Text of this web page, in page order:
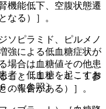
機能低下、空腹状態遷
なる）］。
ソピラミド、ピルメノ
強による低血糖症状が
場合は血糖値その他患
こと〔１１．１．１参
の報告がある）］。
者：低血糖を起こすお
．１参照〕。